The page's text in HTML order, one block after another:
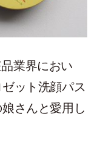
業界におい
ット洗顔パス
さんと愛用し